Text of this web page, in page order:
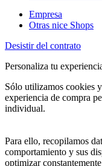
Empresa
Otras nice Shops
Desistir del contrato
Personaliza tu
Sólo utilizamos cookies
experiencia de compra
individual.
Para ello, recopilamos
comportamiento y sus
optimizar